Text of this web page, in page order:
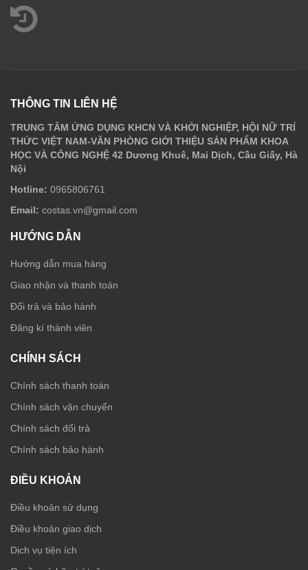
THÔNG TIN LIÊN HỆ
TRUNG TÂM ỨNG DỤNG KHCN VÀ KHỞI NGHIỆP, HỘI NỮ TRÍ
THỨC VIỆT NAM-VĂN PHÒNG GIỚI THIỆU SẢN PHẨM KHOA
HỌC VÀ CÔNG NGHỆ 42 Dương Khuê, Mai Dịch, Cầu Giấy, Hà
Nội
Hotline: 0965806761
Email: costas.vn@gmail.com
HƯỚNG DẪN
Hướng dẫn mua hàng
Giao nhận và thanh toán
Đổi trả và bảo hành
Đăng kí thành viên
CHÍNH SÁCH
Chính sách thanh toán
Chính sách vận chuyển
Chính sách đổi trả
Chính sách bảo hành
ĐIỀU KHOẢN
Điều khoản sử dụng
Điều khoản giao dịch
Dịch vụ tiện ích